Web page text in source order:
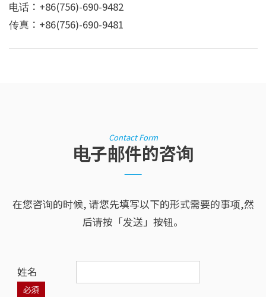
电话：+86(756)-690-9482
传真：+86(756)-690-9481
Contact Form
电子邮件的咨询
在您咨询的时候, 请您先填写以下的形式需要的事项,然
后请按「发送」按钮。
姓名